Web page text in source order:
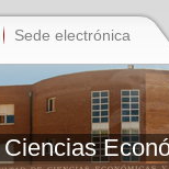
Sede electrónica